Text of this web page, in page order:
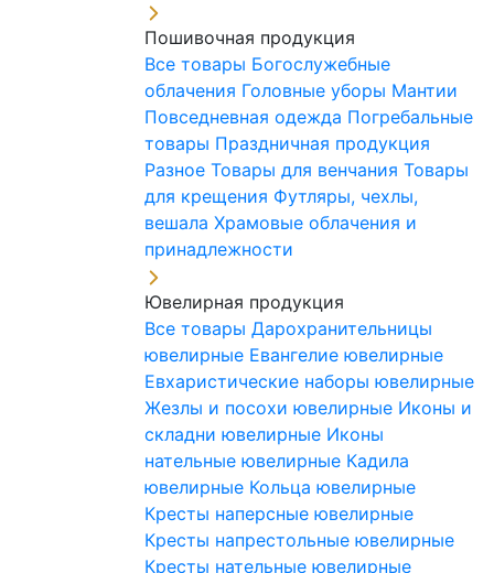
Пошивочная продукция
Все товары Богослужебные
облачения Головные уборы Мантии
Повседневная одежда Погребальные
товары Праздничная продукция
Разное Товары для венчания Товары
для крещения Футляры, чехлы,
вешала Храмовые облачения и
принадлежности
Ювелирная продукция
Все товары Дарохранительницы
ювелирные Евангелие ювелирные
Евхаристические наборы ювелирные
Жезлы и посохи ювелирные Иконы и
складни ювелирные Иконы
нательные ювелирные Кадила
ювелирные Кольца ювелирные
Кресты наперсные ювелирные
Кресты напрестольные ювелирные
Кресты нательные ювелирные